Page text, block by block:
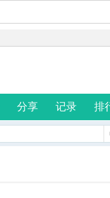
分享 记录 排